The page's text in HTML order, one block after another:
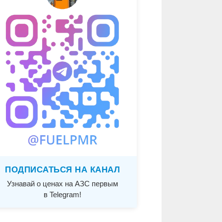
ПОДПИСАТЬСЯ НА КАНАЛ
Узнавай о ценах на АЗС первым
в Telegram!